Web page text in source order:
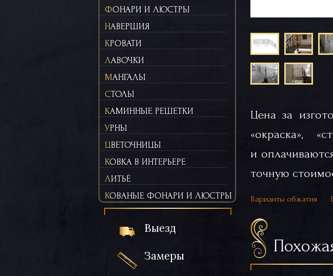
ФОНАРИ И ЛЮСТРЫ
НАВЕРШИЯ
КРОВАТИ
ЛАВОЧКИ
МАНГАЛЫ
СТОЛЫ
КАМИННЫЕ РЕШЕТКИ
УРНЫ
ЦВЕТОЧНИЦЫ
КОВКА В ИНТЕРЬЕРЕ
ЛИТЬЁ
КОВАНЫЕ ФОНАРИ И ЛЮСТРЫ
Выезд
Замеры
Цена за
«окраска»,
и
точную
Варианты обжатия